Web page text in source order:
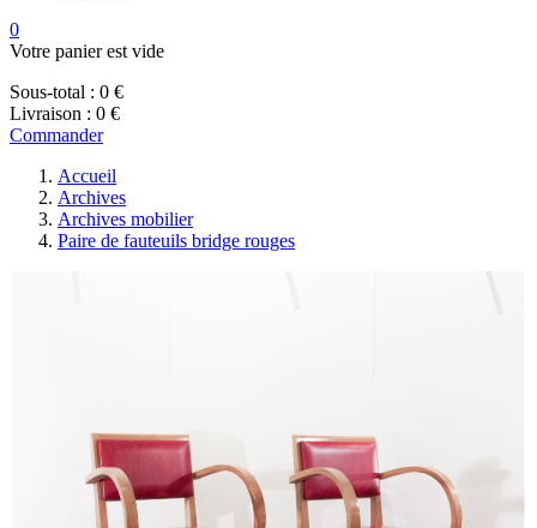
0
Votre panier est vide
Sous-total : 0 €
Livraison : 0 €
Commander
Accueil
Archives
Archives mobilier
Paire de fauteuils bridge rouges